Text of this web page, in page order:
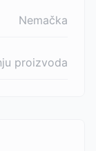
Nemačka
proizvoda